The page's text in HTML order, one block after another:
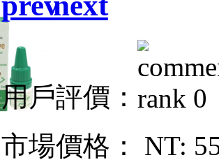
用戶評價：
市場價格： NT: